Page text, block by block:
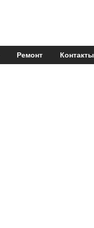
Ремонт Контакты